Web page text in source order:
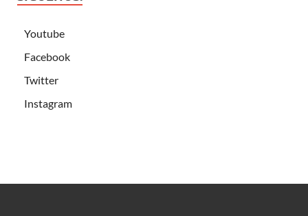
Youtube
Facebook
Twitter
Instagram